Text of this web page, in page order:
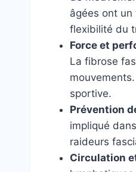
âgées ont
flexibilité du
Force et
La fibrose
sportive.
Prévention
impliqué
raideurs
Circulation